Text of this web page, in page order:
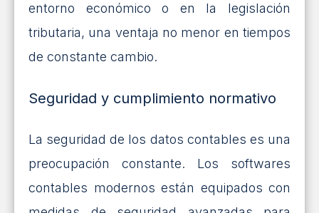
entorno económico o en la legislación
tributaria, una ventaja no menor en tiempos
de constante cambio.
Seguridad y cumplimiento normativo
La seguridad de los datos contables es una
preocupación constante. Los softwares
contables modernos están equipados con